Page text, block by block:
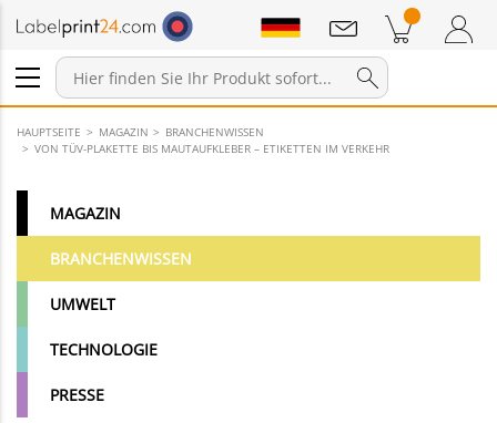
Anmelden / Registrieren
Warenkorb Zum Warenkorb
Mitteilungen
HAUPTSEITE MAGAZIN
BRANCHENWISSEN
VON TÜV-PLAKETTE BIS MAUTAUFKLEBER – ETIKETTEN IM VERKEHR
MAGAZIN
BRANCHENWISSEN
UMWELT
TECHNOLOGIE
PRESSE